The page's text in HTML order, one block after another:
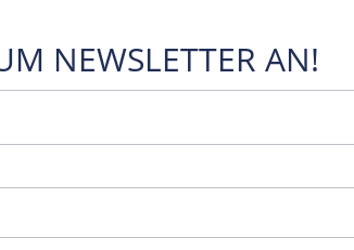
NEWSLETTER AN!